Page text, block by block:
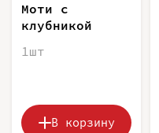
Моти с
клубникой
1шт
В корзину